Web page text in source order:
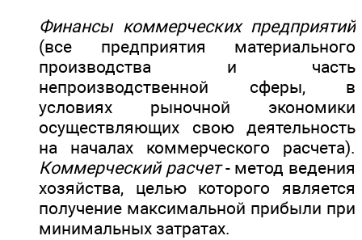
Финансы коммерческих предприятий
(все предприятия материального
производства и часть
непроизводственной сферы, в
условиях рыночной экономики
осуществляющих свою деятельность
на началах коммерческого расчета).
Коммерческий расчет- метод ведения
хозяйства, целью которого является
получение максимальной прибыли при
минимальных затратах.